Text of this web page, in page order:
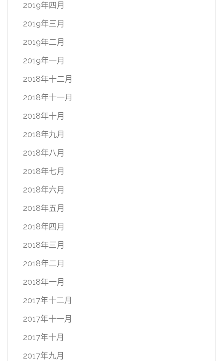
2019年四月
2019年三月
2019年二月
2019年一月
2018年十二月
2018年十一月
2018年十月
2018年九月
2018年八月
2018年七月
2018年六月
2018年五月
2018年四月
2018年三月
2018年二月
2018年一月
2017年十二月
2017年十一月
2017年十月
2017年九月